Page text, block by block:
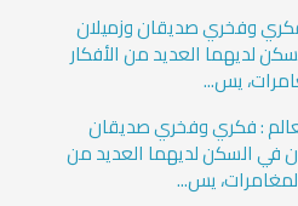
وفخري صديقان وزميلان
لديهما العديد من الأفكار
يس...
: فكري وفخري صديقان
في السكن لديهما العديد من
يس...